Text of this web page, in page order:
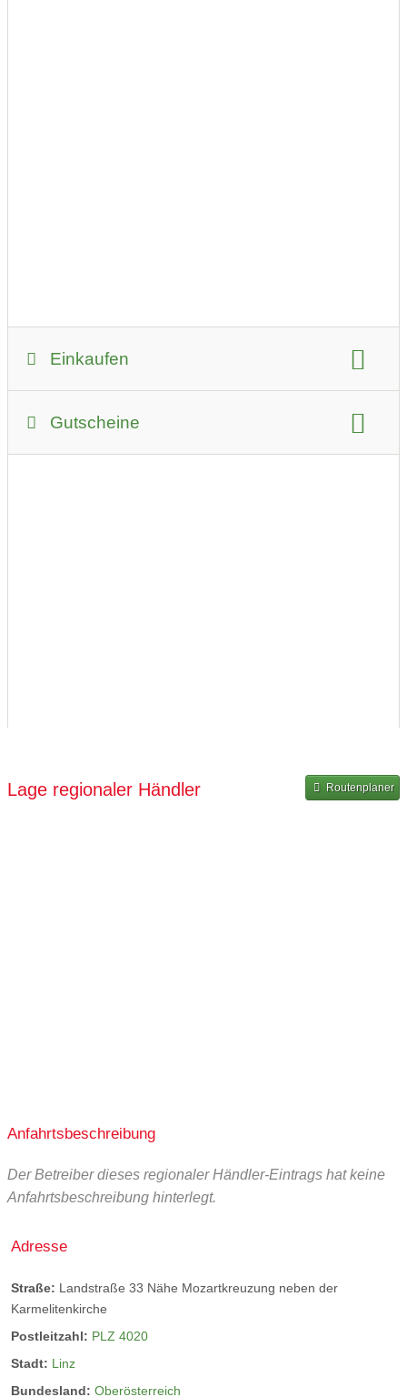
Einkaufen
Kreditkarte
Bar
Überweisung
Apple Pay
Gutscheine
Lage regionaler Händler Routenplaner
Anfahrtsbeschreibung
Der Betreiber dieses regionaler Händler-Eintrags hat keine
Anfahrtsbeschreibung hinterlegt.
Adresse
Straße: Landstraße 33 Nähe Mozartkreuzung neben der
Karmelitenkirche
Postleitzahl: PLZ 4020
Stadt: Linz
Bundesland: Oberösterreich